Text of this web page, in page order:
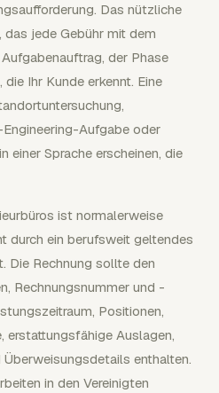
Das nützliche
jede Gebühr mit dem
der Phase
Ihr Kunde erkennt. Eine
Aufgabe oder
einer Sprache erscheinen, die
ist normalerweise
durch ein berufsweit geltendes
Die Rechnung sollte den
Rechnungsnummer und -
Positionen,
erstattungsfähige Auslagen,
enthalten.
in den Vereinigten